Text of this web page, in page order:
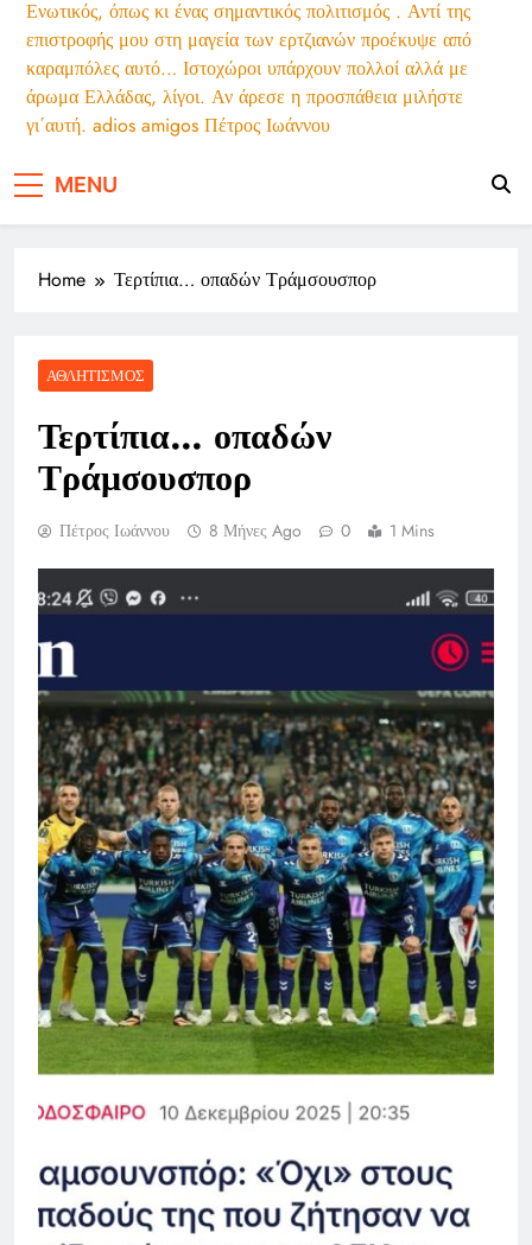
Η καλημέρα του Αρκά
Ενωτικός, όπως κι ένας σημαντικός πολιτισμός . Αντί της
επιστροφής μου στη μαγεία των ερτζιανών προέκυψε από
καραμπόλες αυτό… Ιστοχώροι υπάρχουν πολλοί αλλά με
άρωμα Ελλάδας, λίγοι. Αν άρεσε η προσπάθεια μιλήστε
γι΄αυτή. adios amigos Πέτρος Ιωάννου
MENU
Home Τερτίπια… οπαδών Τράμσουσπορ
ΑΘΛΗΤΙΣΜΌΣ
Τερτίπια… οπαδών
Τράμσουσπορ
Πέτρος Ιωάννου 8 Μήνες Ago 0 1 Mins